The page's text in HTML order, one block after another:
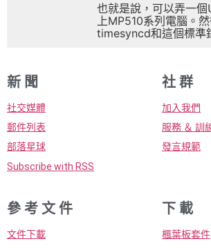
也就是說，可以弄一
上MP510系列電腦。
timesyncd和這個標準
新 聞
社交媒體
郵件列表
部落星球
Subscribe with RSS
社 群
加入我們
服務 ＆ 訓
發言規範
參 考 文 件
文件下載
下 載
楓葉板套件